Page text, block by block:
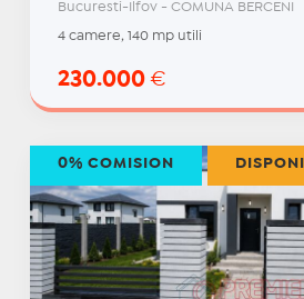
Bucuresti-Ilfov - COMUNA BERCENI
4 camere, 140 mp utili
230.000 €
0% COMISION